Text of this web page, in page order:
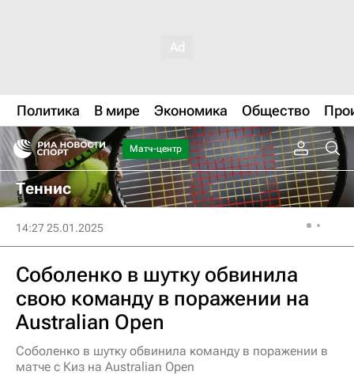
Политика В мире Экономика Общество
Матч-центр
Теннис
14:27 25.01.2025
Соболенко в шутку обвинила
свою команду в поражении на
Australian Open
Соболенко в шутку обвинила команду в поражении в
матче с Киз на Australian Open